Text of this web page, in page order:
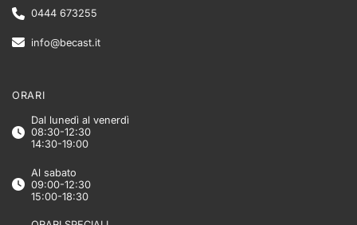
0444 673255
info@becast.it
ORARI
Dal lunedì al venerdì
08:30-12:30
14:30-19:00
Al sabato
09:00-12:30
15:00-18:30